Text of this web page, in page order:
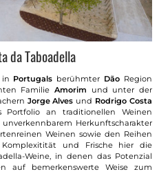
da Taboadella
in Portugals berühmter Dão Region
Familie Amorim und unter der
Jorge Alves und Rodrigo Costa
an traditionellen Weinen
Herkunftscharakter
Weinen sowie den Reihen
und Frische hier die
Weine, in denen das Potenzial
auf bemerkenswerte Weise zum